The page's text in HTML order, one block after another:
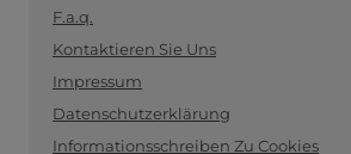
F.a.q.
Kontaktieren Sie Uns
Impressum
Datenschutzerklärung
Informationsschreiben Zu Cookies